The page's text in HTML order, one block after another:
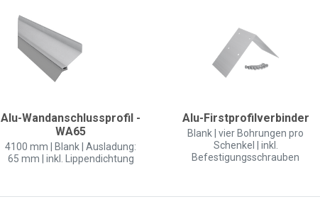
Alu-Wandanschlussprofil -
WA65
4100 mm | Blank | Ausladung:
65 mm | inkl. Lippendichtung
Alu-Firstprofilverbinder
Blank | vier Bohrungen pro
Schenkel | inkl.
Befestigungsschrauben